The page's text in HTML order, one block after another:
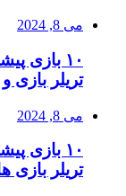
می 8, 2024
تریلر بازی
می 8, 2024
تریلر بازی